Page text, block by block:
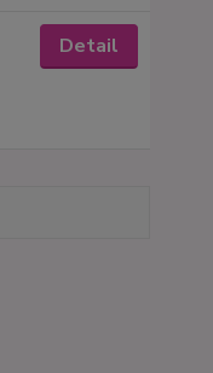
Detail